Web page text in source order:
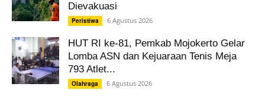
Dievakuasi
Peristiwa 6 Agustus 2026
HUT RI ke-81, Pemkab Mojokerto Gelar
Lomba ASN dan Kejuaraan Tenis Meja
793 Atlet...
Olahraga 6 Agustus 2026